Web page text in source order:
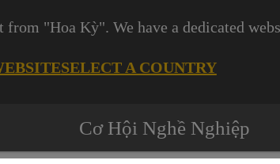
"Hoa Kỳ". We have a dedicated
SELECT A COUNTRY
Cơ Hội Nghề Nghiệp